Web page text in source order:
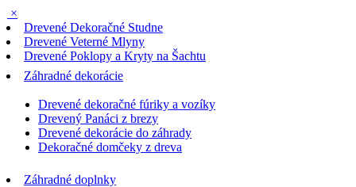
×
Drevené Dekoračné Studne
Drevené Veterné Mlyny
Drevené Poklopy a Kryty na Šachtu
Záhradné dekorácie
Drevené dekoračné fúriky a vozíky
Drevený Panáci z brezy
Drevené dekorácie do záhrady
Dekoračné domčeky z dreva
Záhradné doplnky